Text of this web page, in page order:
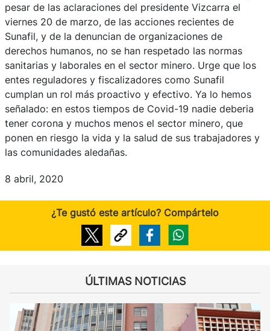
pesar de las aclaraciones del presidente Vizcarra el
viernes 20 de marzo, de las acciones recientes de
Sunafil, y de la denuncian de organizaciones de
derechos humanos, no se han respetado las normas
sanitarias y laborales en el sector minero. Urge que los
entes reguladores y fiscalizadores como Sunafil
cumplan un rol más proactivo y efectivo. Ya lo hemos
señalado: en estos tiempos de Covid-19 nadie deberia
tener corona y muchos menos el sector minero, que
ponen en riesgo la vida y la salud de sus trabajadores y
las comunidades aledañas.
8 abril, 2020
¿Te gustó este artículo? Compártelo
ÚLTIMAS NOTICIAS